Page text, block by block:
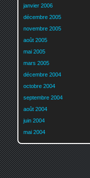
janvier 2006
décembre 2005
novembre 2005
août 2005
mai 2005
mars 2005
décembre 2004
octobre 2004
septembre 2004
août 2004
juin 2004
mai 2004